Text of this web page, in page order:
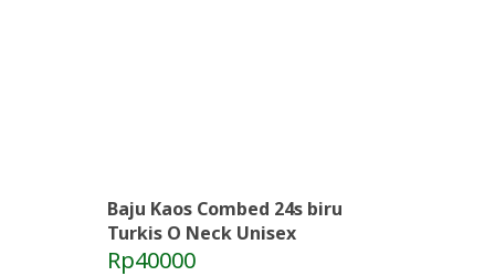
Baju Kaos Combed 24s biru
Turkis O Neck Unisex
Rp40000